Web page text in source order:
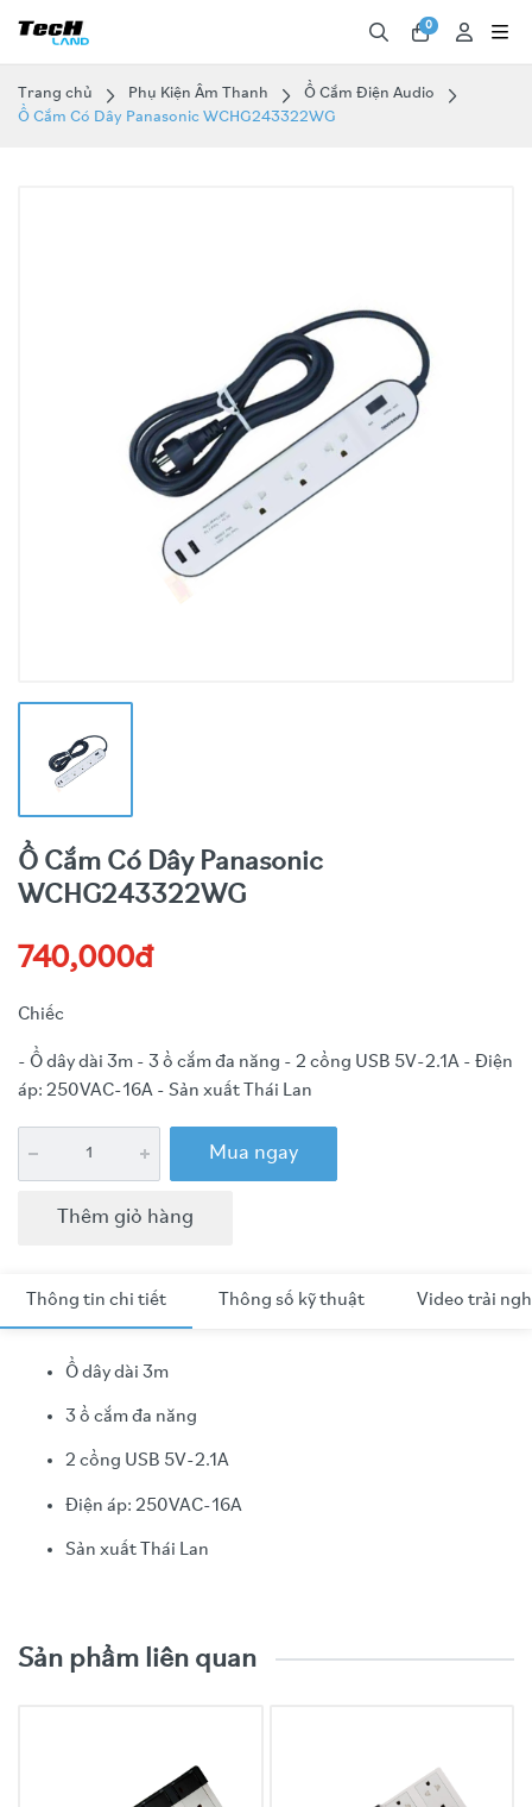
0
Trang chủ Phụ Kiện Âm Thanh
Ổ Cắm Điện Audio
Ổ Cắm Có Dây Panasonic WCHG243322WG
Ổ Cắm Có Dây Panasonic
WCHG243322WG
740,000đ
Chiếc
- Ổ dây dài 3m - 3 ổ cắm đa năng - 2 cổng USB 5V-2.1A - Điện
áp: 250VAC-16A - Sản xuất Thái Lan
Mua ngay
Thêm giỏ hàng
Thông tin chi tiết Thông số kỹ thuật Video trải
Ổ dây dài 3m
3 ổ cắm đa năng
2 cổng USB 5V-2.1A
Điện áp: 250VAC-16A
Sản xuất Thái Lan
Sản phẩm liên quan